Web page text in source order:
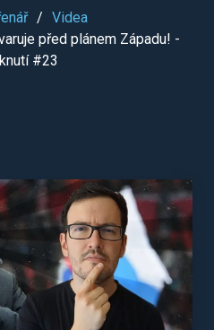
Videa
před plánem Západu! -
#23